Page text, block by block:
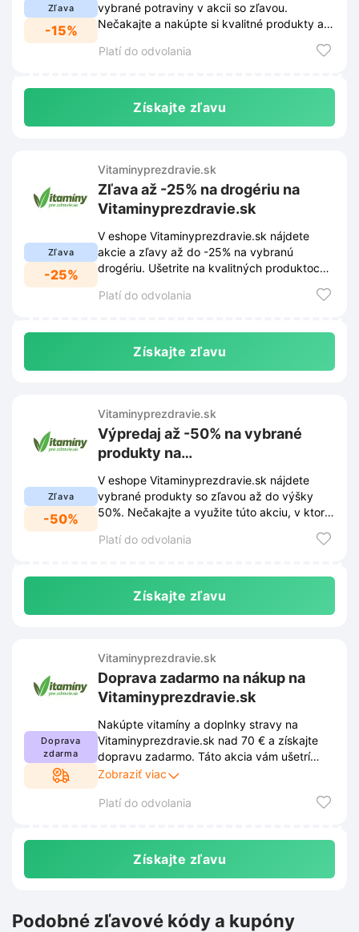
Zľava
-15%
vybrané potraviny v akcii so zľavou.
Nečakajte a nakúpte si kvalitné produkty až
Platí do odvolania
Získajte zľavu
Zľava
-25%
Vitaminyprezdravie.sk
Zľava až -25% na drogériu na
Vitaminyprezdravie.sk
V eshope Vitaminyprezdravie.sk nájdete
akcie a zľavy až do -25% na vybranú
drogériu. Ušetrite na kvalitných produktoch
Platí do odvolania
Získajte zľavu
Zľava
-50%
Vitaminyprezdravie.sk
Výpredaj až -50% na vybrané
produkty na
Vitaminyprezdravie.sk
V eshope Vitaminyprezdravie.sk nájdete
vybrané produkty so zľavou až do výšky
50%. Nečakajte a využite túto akciu, v ktorej
Platí do odvolania
Získajte zľavu
Doprava
zdarma
Vitaminyprezdravie.sk
Doprava zadarmo na nákup na
Vitaminyprezdravie.sk
Nakúpte vitamíny a doplnky stravy na
Vitaminyprezdravie.sk nad 70 € a získajte
dopravu zadarmo. Táto akcia vám ušetrí
peniaze pri nákupe pre vaše zdravie. Pre
podmienky obchodu, ktoré nájdete na
Zobraziť viac
Platí do odvolania
Získajte zľavu
Podobné zľavové kódy a kupóny